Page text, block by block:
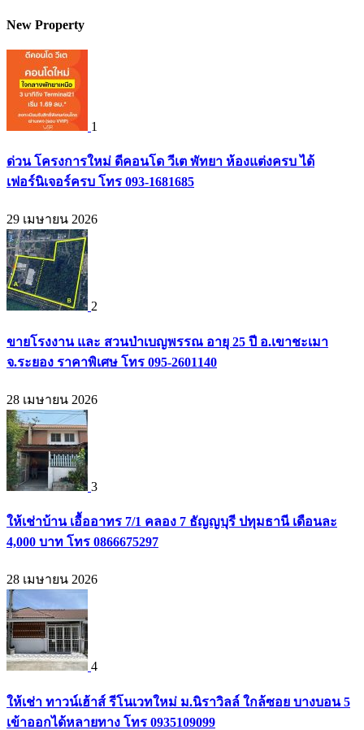
New Property
1
ด่วน โครงการใหม่ ดีคอนโด วีเต พัทยา ห้องแต่งครบ ได้
เฟอร์นิเจอร์ครบ โทร 093-1681685
29 เมษายน 2026
2
ขายโรงงาน และ สวนป่าเบญพรรณ อายุ 25 ปี อ.เขาชะเมา
จ.ระยอง ราคาพิเศษ โทร 095-2601140
28 เมษายน 2026
3
ให้เช่าบ้าน เอื้ออาทร 7/1 คลอง 7 ธัญญบุรี ปทุมธานี เดือนละ
4,000 บาท โทร 0866675297
28 เมษายน 2026
4
ให้เช่า ทาวน์เฮ้าส์ รีโนเวทใหม่ ม.นิราวิลล์ ใกล้ซอย บางบอน 5
เข้าออกได้หลายทาง โทร 0935109099